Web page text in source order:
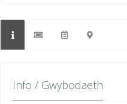
Info / Gwybodaeth